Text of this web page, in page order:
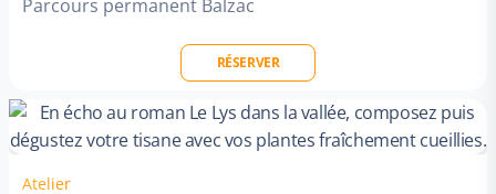
Parcours permanent Balzac
RÉSERVER
Atelier